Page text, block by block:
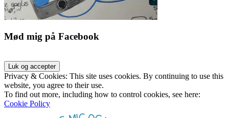
Mød mig på Facebook
Privacy & Cookies: This site uses cookies. By continuing to use this
website, you agree to their use.
To find out more, including how to control cookies, see here:
Cookie Policy